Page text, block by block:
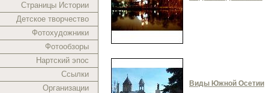
Страницы Истории
Детское творчество
Фотохудожники
Фотообзоры
Нартский эпос
Ссылки
Организации
Виды Южной Осетии